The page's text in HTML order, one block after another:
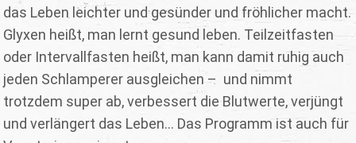
das Leben leichter und gesünder und fröhlicher macht.
Glyxen heißt, man lernt gesund leben. Teilzeitfasten
oder Intervallfasten heißt, man kann damit ruhig auch
jeden Schlamperer ausgleichen – und nimmt
trotzdem super ab, verbessert die Blutwerte, verjüngt
und verlängert das Leben... Das Programm ist auch für